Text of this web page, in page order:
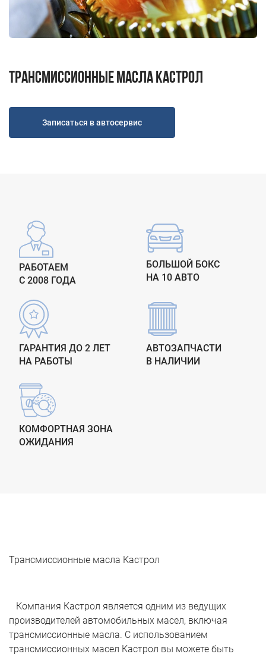
Н.Новгород ул. Удмуртская д.10
Пн-Пт 9.00 - 19.00; Сб, Вс - Выходной
+7 (831) 214-00-50
Трансмиссионные масла Кастрол
Записаться в автосервис
РАБОТАЕМ
С 2008 ГОДА
БОЛЬШОЙ БОКС
НА 10 АВТО
ГАРАНТИЯ ДО 2 ЛЕТ
НА РАБОТЫ
АВТОЗАПЧАСТИ
В НАЛИЧИИ
КОМФОРТНАЯ ЗОНА
ОЖИДАНИЯ
Трансмиссионные масла Кастрол
Компания Кастрол является одним из ведущих
производителей автомобильных масел, включая
трансмиссионные масла. С использованием
трансмиссионных масел Кастрол вы можете быть